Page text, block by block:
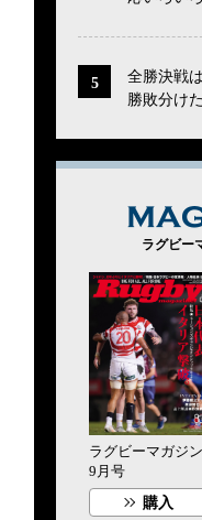
全勝決戦
勝敗分け
ラグビー
ラグビーマガジン
9月号
購入